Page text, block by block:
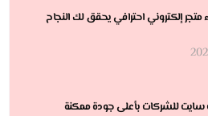
متجر إلكتروني احترافي يحقق لك النجاح
للشركات بأعلى جودة ممكنة